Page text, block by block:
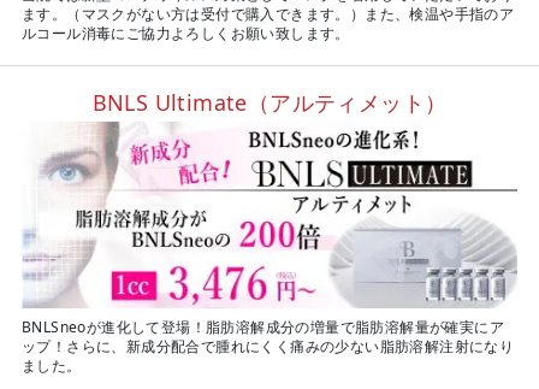
ます。（マスクがない方は受付で購入できます。）また、検温や手指のア
ルコール消毒にご協力よろしくお願い致します。
BNLS Ultimate（アルティメット）
BNLSneoが進化して登場！脂肪溶解成分の増量で脂肪溶解量が確実にア
ップ！さらに、新成分配合で腫れにくく痛みの少ない脂肪溶解注射になり
ました。